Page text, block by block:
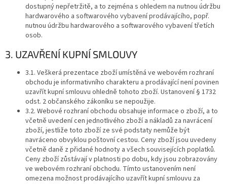
dostupný nepřetržitě, a to zejména s ohledem na nutnou údržbu
hardwarového a softwarového vybavení prodávajícího, popř.
nutnou údržbu hardwarového a softwarového vybavení třetích
osob.
3. UZAVŘENÍ KUPNÍ SMLOUVY
3.1. Veškerá prezentace zboží umístěná ve webovém rozhraní
obchodu je informativního charakteru a prodávající není povinen
uzavřít kupní smlouvu ohledně tohoto zboží. Ustanovení § 1732
odst. 2 občanského zákoníku se nepoužije.
3.2. Webové rozhraní obchodu obsahuje informace o zboží, a to
včetně uvedení cen jednotlivého zboží a nákladů za navrácení
zboží, jestliže toto zboží ze své podstaty nemůže být
navráceno obvyklou poštovní cestou. Ceny zboží jsou uvedeny
včetně daně z přidané hodnoty a všech souvisejících poplatků.
Ceny zboží zůstávají v platnosti po dobu, kdy jsou zobrazovány
ve webovém rozhraní obchodu. Tímto ustanovením není
omezena možnost prodávajícího uzavřít kupní smlouvu za